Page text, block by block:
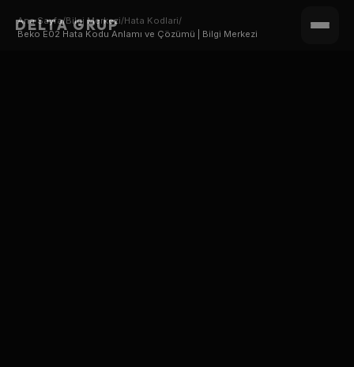
DELTA GRUP
Ana Sayfa/Bilgi Merkezi/Hata Kodlari/
Beko E02 Hata Kodu Anlamı ve Çözümü | Bilgi Merkezi